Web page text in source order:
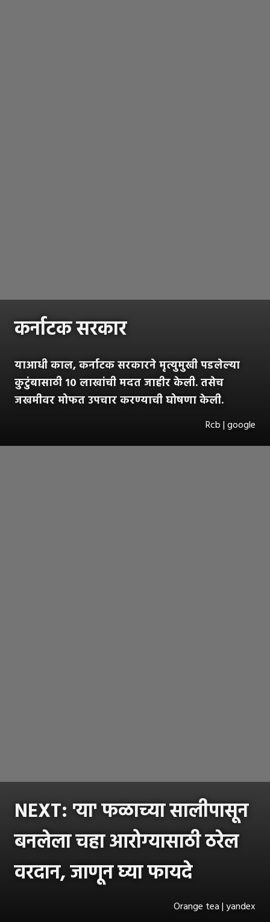
कर्नाटक सरकार
याआधी काल, कर्नाटक सरकारने मृत्युमुखी पडलेल्या
कुटुंबासाठी १० लाखांची मदत जाहीर केली. तसेच
जखमीवर मोफत उपचार करण्याची घोषणा केली.
Rcb | google
NEXT: 'या' फळाच्या सालीपासून
बनलेला चहा आरोग्यासाठी ठरेल
वरदान, जाणून घ्या फायदे
Orange tea | yandex